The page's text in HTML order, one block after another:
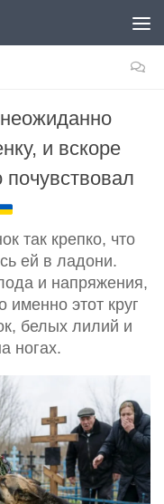
и вскоре
почувствовал
так крепко, что
ей в ладони.
и напряжения,
именно этот круг
белых лилий и
ногах.